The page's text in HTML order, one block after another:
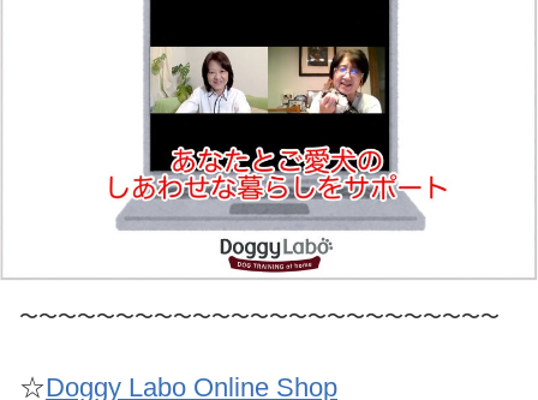
〜〜〜〜〜〜〜〜〜〜〜〜〜〜〜〜〜〜〜〜〜〜〜〜〜
☆Doggy Labo Online Shop